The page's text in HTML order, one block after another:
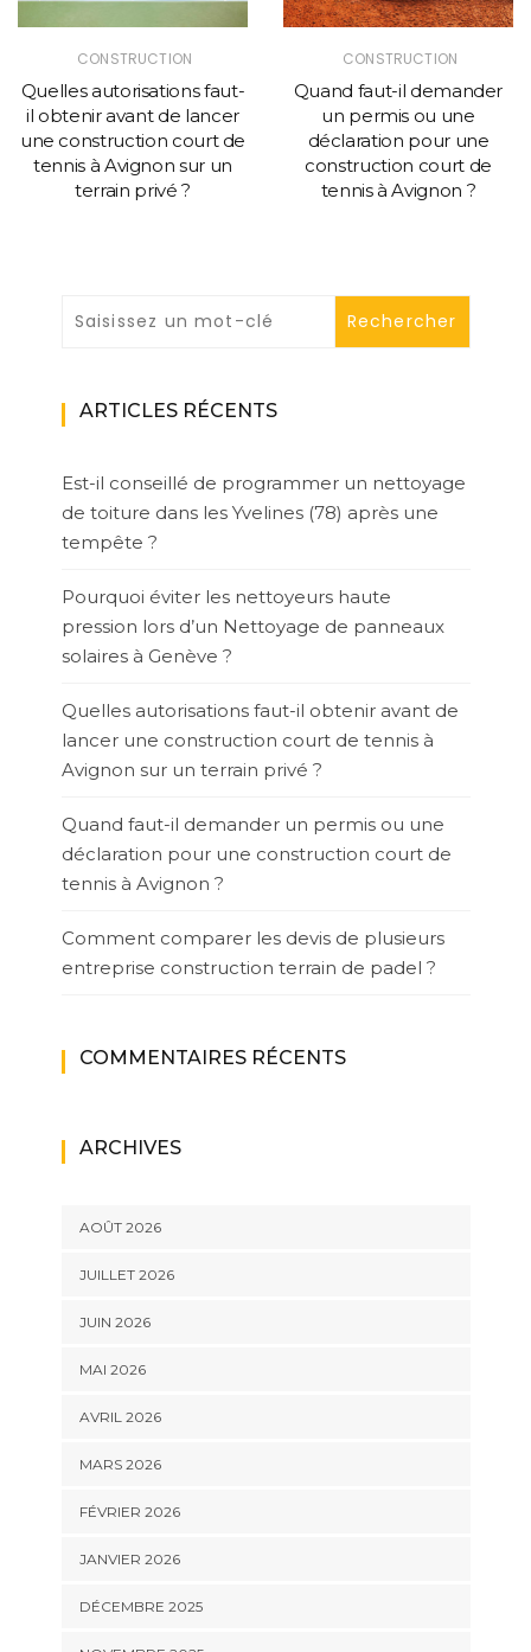
CONSTRUCTION
Quelles autorisations faut-
il obtenir avant de lancer
une construction court de
tennis à Avignon sur un
terrain privé ?
CONSTRUCTION
Quand faut-il demander
un permis ou une
déclaration pour une
construction court de
tennis à Avignon ?
ARTICLES RÉCENTS
Est-il conseillé de programmer un nettoyage
de toiture dans les Yvelines (78) après une
tempête ?
Pourquoi éviter les nettoyeurs haute
pression lors d’un Nettoyage de panneaux
solaires à Genève ?
Quelles autorisations faut-il obtenir avant de
lancer une construction court de tennis à
Avignon sur un terrain privé ?
Quand faut-il demander un permis ou une
déclaration pour une construction court de
tennis à Avignon ?
Comment comparer les devis de plusieurs
entreprise construction terrain de padel ?
COMMENTAIRES RÉCENTS
ARCHIVES
AOÛT 2026
JUILLET 2026
JUIN 2026
MAI 2026
AVRIL 2026
MARS 2026
FÉVRIER 2026
JANVIER 2026
DÉCEMBRE 2025